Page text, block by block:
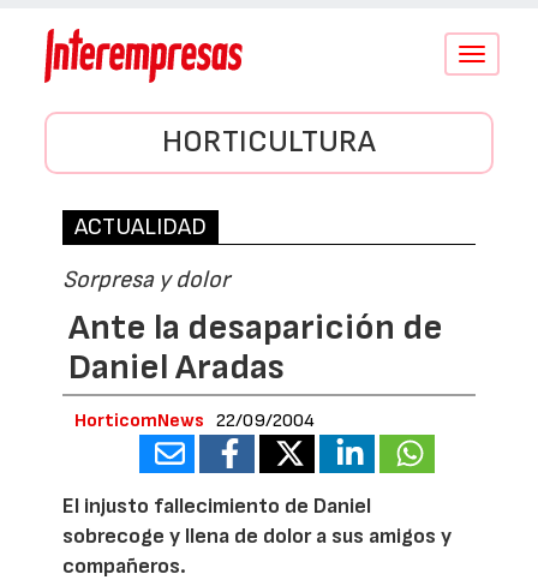
Conmutar
HORTICULTURA
ACTUALIDAD
Sorpresa y dolor
Ante la desaparición de
Daniel Aradas
HorticomNews 22/09/2004
El injusto fallecimiento de Daniel
sobrecoge y llena de dolor a sus amigos y
compañeros.